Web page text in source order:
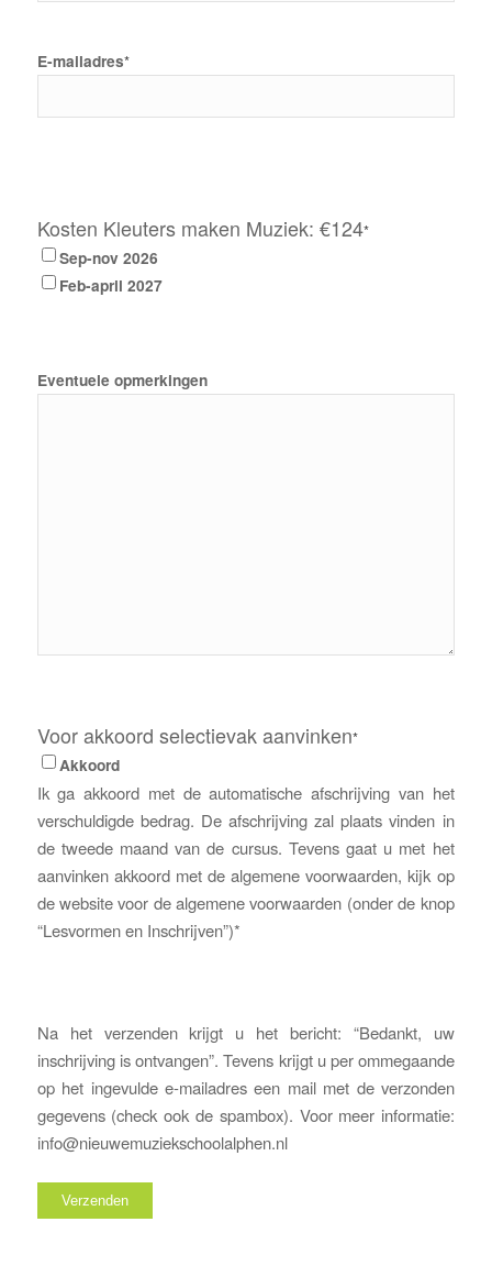
E-mailadres*
Kosten Kleuters maken Muziek: €124*
Sep-nov 2026
Feb-april 2027
Eventuele opmerkingen
Voor akkoord selectievak aanvinken*
Akkoord
Ik ga akkoord met de automatische afschrijving van het
verschuldigde bedrag. De afschrijving zal plaats vinden in
de tweede maand van de cursus. Tevens gaat u met het
aanvinken akkoord met de algemene voorwaarden, kijk op
de website voor de algemene voorwaarden (onder de knop
“Lesvormen en Inschrijven”)*
Na het verzenden krijgt u het bericht: “Bedankt, uw
inschrijving is ontvangen”. Tevens krijgt u per ommegaande
op het ingevulde e-mailadres een mail met de verzonden
gegevens (check ook de spambox). Voor meer informatie:
info@nieuwemuziekschoolalphen.nl